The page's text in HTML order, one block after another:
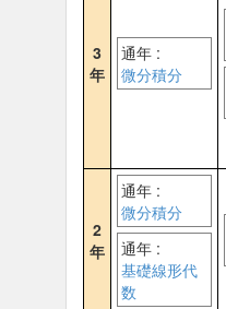
3
年
通年 :
微分積分
2
年
通年 :
微分積分
通年 :
基礎線形代
数